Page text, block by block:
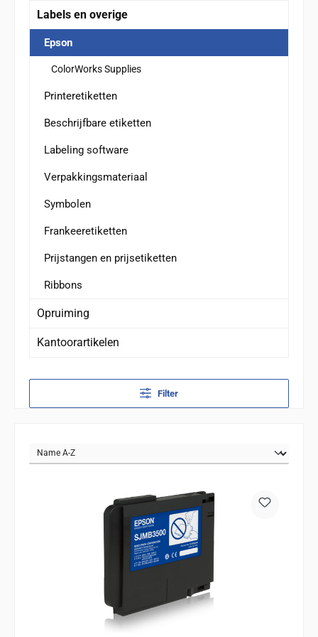
Labels en overige
Epson
ColorWorks Supplies
Printeretiketten
Beschrijfbare etiketten
Labeling software
Verpakkingsmateriaal
Symbolen
Frankeeretiketten
Prijstangen en prijsetiketten
Ribbons
Opruiming
Kantoorartikelen
Filter